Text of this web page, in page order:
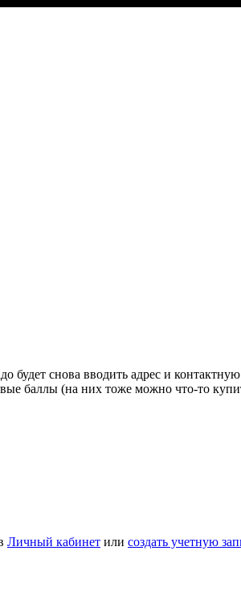
снова вводить адрес и
баллы (на них тоже можно что-то
Личный кабинет или создать учетную